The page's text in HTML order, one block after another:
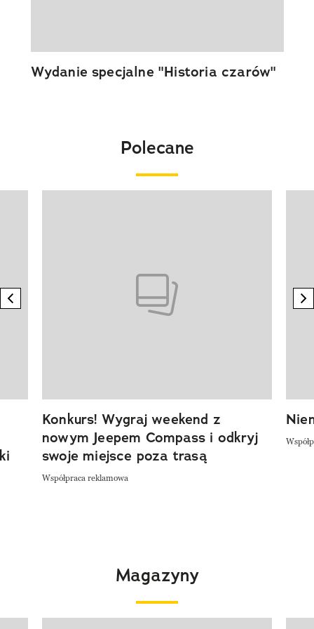
Wydanie specjalne "Historia czarów"
Polecane
previous element
Konkurs! Wygraj weekend z
nowym Jeepem Compass i odkryj
swoje miejsce poza trasą
Współpraca reklamowa
Magazyny